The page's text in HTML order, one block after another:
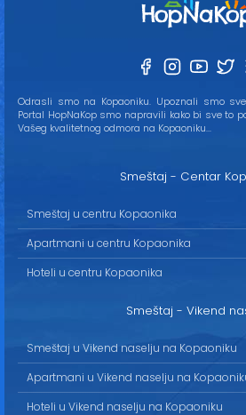
Odrasli smo na Kopaoniku. Upoznali smo
Portal HopNaKop smo napravili kako bi sve to
Vašeg kvalitetnog odmora na Kopaoniku...
Smeštaj - Centar
Smeštaj u centru Kopaonika
Apartmani u centru Kopaonika
Hoteli u centru Kopaonika
Smeštaj - Vikend
Smeštaj u Vikend naselju na Kopaoniku
Apartmani u Vikend naselju na
Hoteli u Vikend naselju na Kopaoniku